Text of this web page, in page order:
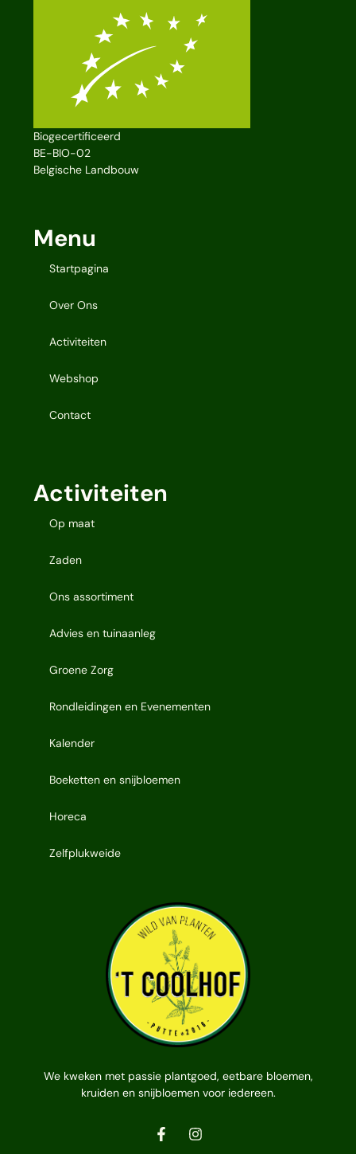
We kweken met passie plantgoed, eetbare bloemen,
kruiden en snijbloemen voor iedereen.
Menu
Startpagina
Over Ons
Activiteiten
Webshop
Contact
Activiteiten
Op maat
Zaden
Ons assortiment
Advies en tuinaanleg
Groene Zorg
Rondleidingen en Evenementen
Kalender
Boeketten en snijbloemen
Horeca
Zelfplukweide
Biogecertificeerd
BE-BIO-02
Belgische Landbouw